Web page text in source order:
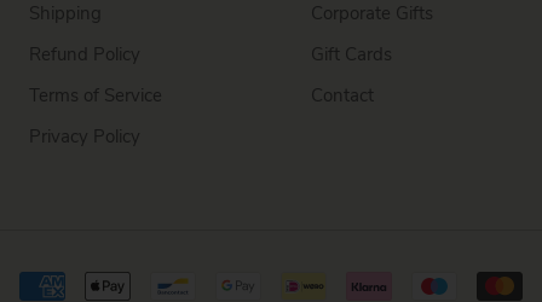
Shipping
Refund Policy
Terms of Service
Privacy Policy
Corporate Gifts
Gift Cards
Contact